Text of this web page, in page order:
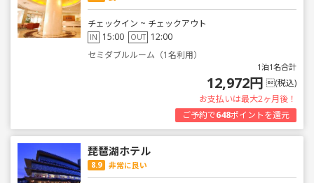
チェックイン ~ チェックアウト
IN 15:00 OUT 12:00
セミダブルルーム（1名利用）
1泊1名合計
12,972円 (税込)
お支払いは最大2ヶ月後！
ご予約で648ポイントを還元
琵琶湖ホテル
8.9 非常に良い